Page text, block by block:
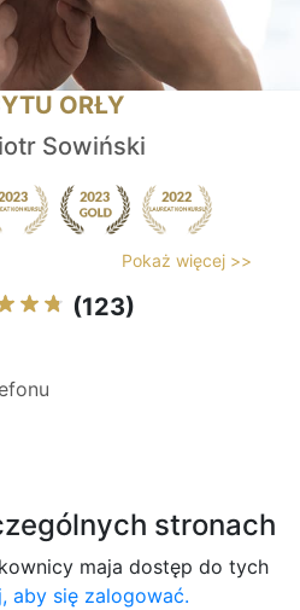
ORŁY
Sowiński
Pokaż więcej >>
(123)
stronach
maja dostęp do tych
aby się zalogować.